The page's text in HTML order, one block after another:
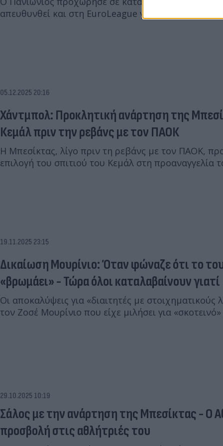
απευθυνθεί και στη EuroLeague για όσα συνέβησαν.
05.12.2025 20:16
Χάντμπολ: Προκλητική ανάρτηση της
Κεμάλ πριν την ρεβάνς με τον ΠΑΟΚ
Η Μπεσίκτας, λίγο πριν τη ρεβάνς με τον ΠΑΟΚ,
επιλογή του σπιτιού του Κεμάλ στη προαναγγελία
19.11.2025 23:15
Δικαίωση Μουρίνιο: Όταν φώναζε ότι το
«βρωμάει» - Τώρα όλοι καταλαβαίνουν γιατί
Οι αποκαλύψεις για «διαιτητές με
τον Ζοσέ Μουρίνιο που είχε μιλήσει για
29.10.2025 10:19
Σάλος με την ανάρτηση της Μπεσίκτας - Ο
προσβολή στις αθλήτριές του